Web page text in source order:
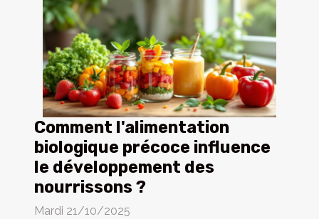
Comment l'alimentation
biologique précoce influence
le développement des
nourrissons ?
Mardi 21/10/2025